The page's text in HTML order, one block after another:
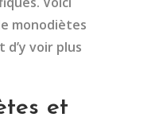
monodiètes
voir plus
et